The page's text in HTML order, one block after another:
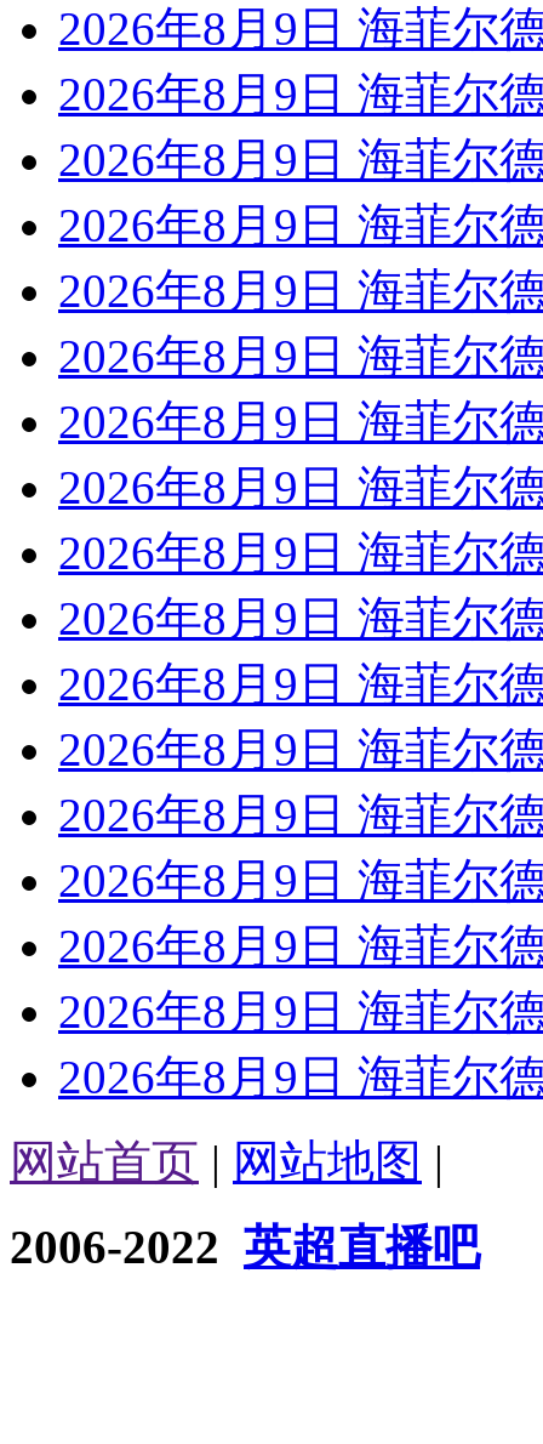
2026年8月9日 海菲尔
2026年8月9日 海菲尔
2026年8月9日 海菲尔
2026年8月9日 海菲尔
2026年8月9日 海菲尔
2026年8月9日 海菲尔
2026年8月9日 海菲尔
2026年8月9日 海菲尔
2026年8月9日 海菲尔
2026年8月9日 海菲尔
2026年8月9日 海菲尔
2026年8月9日 海菲尔
2026年8月9日 海菲尔
2026年8月9日 海菲尔
2026年8月9日 海菲尔
2026年8月9日 海菲尔
2026年8月9日 海菲尔
网站首页 | 网站地图 |
2006-2022 英超直播吧